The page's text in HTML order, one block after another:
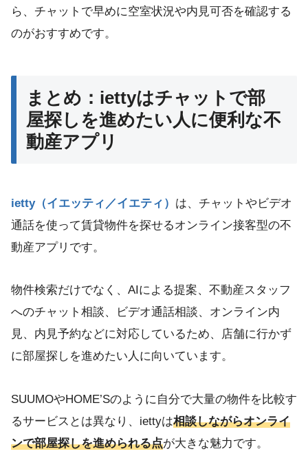
ら、チャットで早めに空室状況や内見可否を確認する
のがおすすめです。
まとめ：iettyはチャットで部
屋探しを進めたい人に便利な不
動産アプリ
ietty（イエッティ／イエティ） は、チャットやビデオ
通話を使って賃貸物件を探せるオンライン接客型の不
動産アプリです。
物件検索だけでなく、AIによる提案、不動産スタッフ
へのチャット相談、ビデオ通話相談、オンライン内
見、内見予約などに対応しているため、店舗に行かず
に部屋探しを進めたい人に向いています。
SUUMOやHOME’Sのように自分で大量の物件を比較す
るサービスとは異なり、iettyは相談しながらオンライ
ンで部屋探しを進められる点が大きな魅力です。